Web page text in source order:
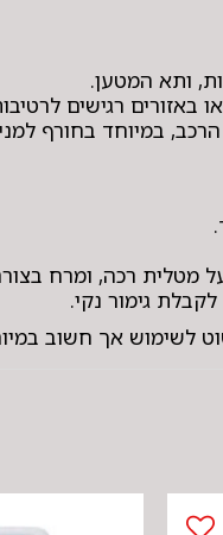
ותא המטען.
באזורים רגישים
במיוחד בחורף
מטלית רכה, ומרח
גימור נקי.
לשימוש אך חשוב